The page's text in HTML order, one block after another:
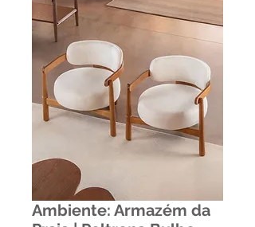
Ambiente: Armazém da